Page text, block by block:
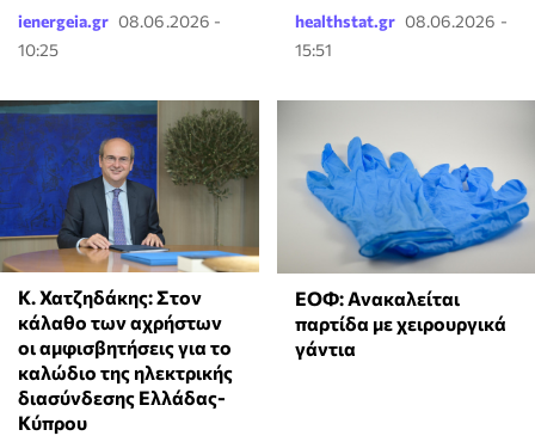
ienergeia.gr 08.06.2026 -
10:25
healthstat.gr 08.06.2026 -
15:51
Κ. Χατζηδάκης: Στον
κάλαθο των αχρήστων
οι αμφισβητήσεις για το
καλώδιο της ηλεκτρικής
διασύνδεσης Ελλάδας-
Κύπρου
ΕΟΦ: Ανακαλείται
παρτίδα με χειρουργικά
γάντια